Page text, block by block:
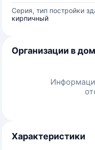
Серия, тип постройки
кирпичный
Организации в
Характеристики